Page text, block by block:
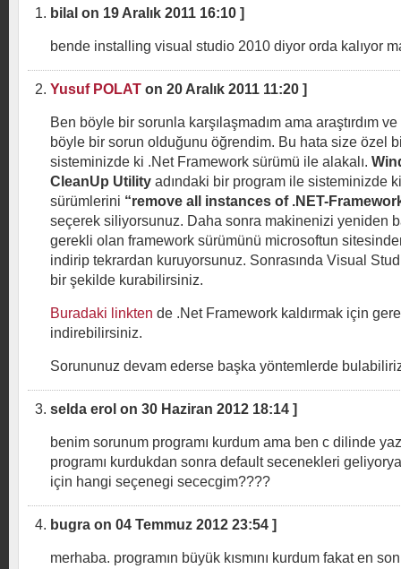
bilal on 19 Aralık 2011 16:10 ]
bende installing visual studio 2010 diyor orda kalıyor
Yusuf POLAT on 20 Aralık 2011 11:20 ]
Ben böyle bir sorunla karşılaşmadım ama araştırdım
böyle bir sorun olduğunu öğrendim. Bu hata size özel
sisteminizde ki .Net Framework sürümü ile alakalı.
CleanUp Utility adındaki bir program ile sisteminizde
sürümlerini “remove all instances of .NET-
seçerek siliyorsunuz. Daha sonra makinenizi yeniden
gerekli olan framework sürümünü microsoftun
indirip tekrardan kuruyorsunuz. Sonrasında Visual
bir şekilde kurabilirsiniz.
Buradaki linkten de .Net Framework kaldırmak için
indirebilirsiniz.
Sorununuz devam ederse başka yöntemlerde
selda erol on 30 Haziran 2012 18:14 ]
benim sorunum programı kurdum ama ben c dilinde
programı kurdukdan sonra default secenekleri
için hangi seçenegi sececgim????
bugra on 04 Temmuz 2012 23:54 ]
merhaba. programın büyük kısmını kurdum fakat en